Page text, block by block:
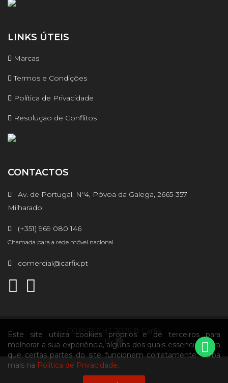
LINKS ÚTEIS
Marcas
Termos e Condições
Política de Privacidade
Resolução de Conflitos
CONTACTOS
Av. de Portugal, Nº4, Póvoa da Galega, 2665-357
Milharado
(+351) 969 080 146
Chamada para a rede móvel nacional
comercial@carfix.pt
COPYRIGHT 2026 © Carfix
by
Este site utiliza cookies próprios e de terceiros para
melhorar a sua experiência, alguns dos quais essenciais para
que certas partes do site funcionem corretamente. Saiba
mais na Política de Privacidade.